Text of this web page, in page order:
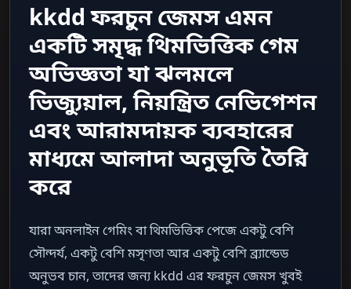
kkdd ফরচুন জেমস এমন
একটি সমৃদ্ধ থিমভিত্তিক গেম
অভিজ্ঞতা যা ঝলমলে
ভিজ্যুয়াল, নিয়ন্ত্রিত নেভিগেশন
এবং আরামদায়ক ব্যবহারের
মাধ্যমে আলাদা অনুভূতি তৈরি
করে
যারা অনলাইন গেমিং বা থিমভিত্তিক পেজে একটু বেশি
সৌন্দর্য, একটু বেশি মসৃণতা আর একটু বেশি ব্র্যান্ডেড
অনুভব চান, তাদের জন্য kkdd এর ফরচুন জেমস খুবই